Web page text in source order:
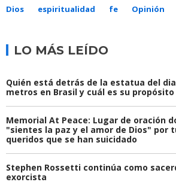
Dios espiritualidad fe Opinión
LO MÁS LEÍDO
Quién está detrás de la estatua del
metros en Brasil y cuál es su propósito
Memorial At Peace: Lugar de oración
"sientes la paz y el amor de Dios" por
queridos que se han suicidado
Stephen Rossetti continúa como
exorcista